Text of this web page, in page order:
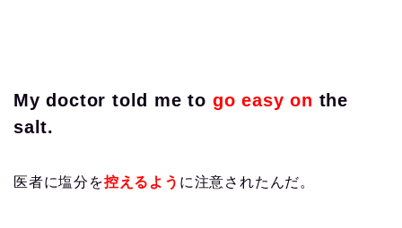
My doctor told me to go easy on the
salt.
医者に塩分を控えるよう に注意されたんだ。